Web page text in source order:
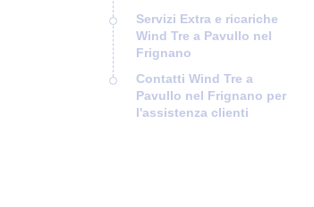
Servizi Extra e ricariche
Wind Tre a Pavullo nel
Frignano
Contatti Wind Tre a
Pavullo nel Frignano per
l'assistenza clienti